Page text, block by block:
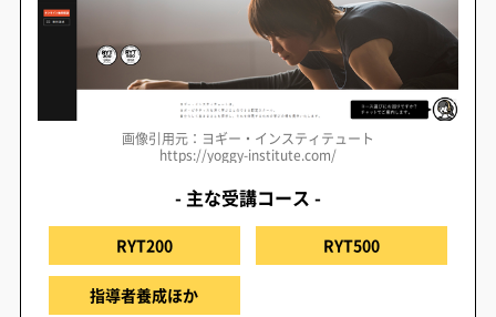
画像引用元：ヨギー・インスティテュート
https://yoggy-institute.com/
- 主な受講コース -
RYT200 RYT500
指導者養成ほか